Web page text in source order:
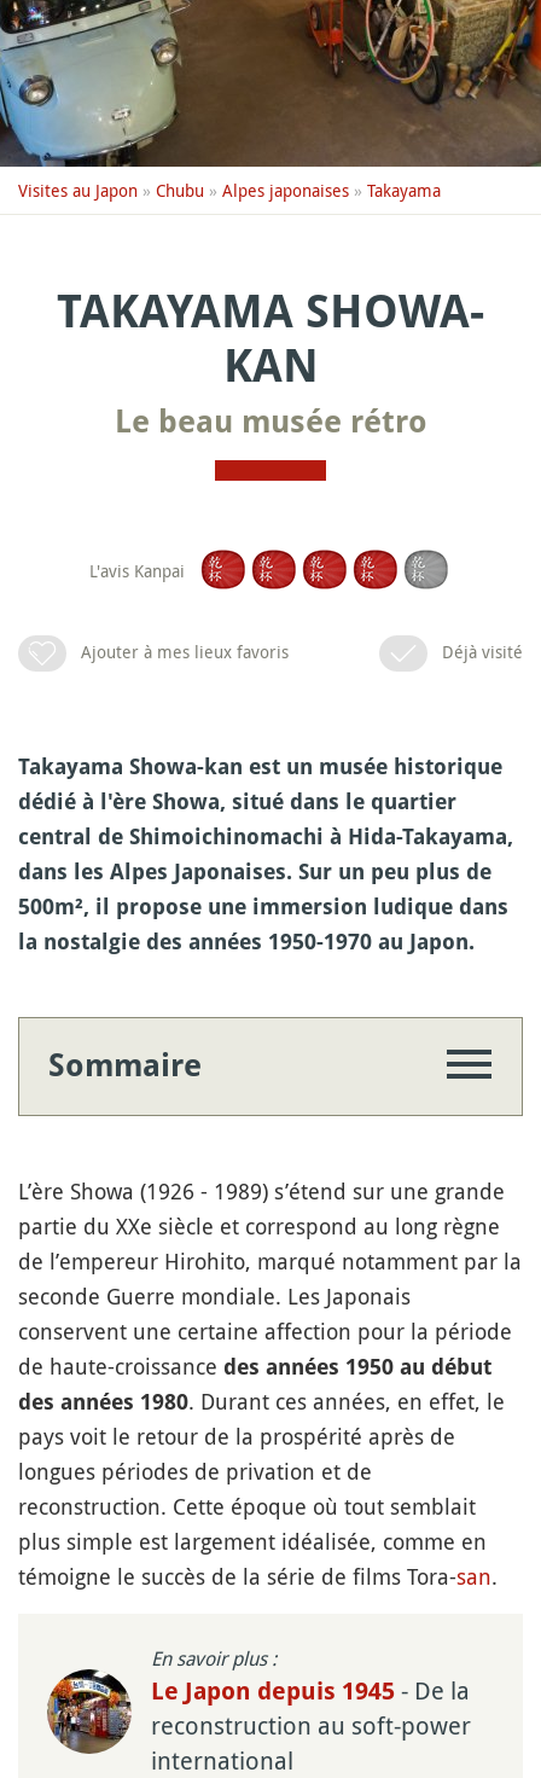
Visites au Japon » Chubu » Alpes japonaises » Takayama
TAKAYAMA SHOWA-
KAN
Le beau musée rétro
L'avis Kanpai
Ajouter à mes lieux favoris Déjà visité
Takayama Showa-kan est un musée historique
dédié à l'ère Showa, situé dans le quartier
central de Shimoichinomachi à Hida-Takayama,
dans les Alpes Japonaises. Sur un peu plus de
500m², il propose une immersion ludique dans
la nostalgie des années 1950-1970 au Japon.
Sommaire
L’ère Showa (1926 - 1989) s’étend sur une grande
partie du XXe siècle et correspond au long règne
de l’empereur Hirohito, marqué notamment par la
seconde Guerre mondiale. Les Japonais
conservent une certaine affection pour la période
de haute-croissance des années 1950 au début
des années 1980. Durant ces années, en effet, le
pays voit le retour de la prospérité après de
longues périodes de privation et de
reconstruction. Cette époque où tout semblait
plus simple est largement idéalisée, comme en
témoigne le succès de la série de films Tora-san.
En savoir plus :
Le Japon depuis 1945 - De la
reconstruction au soft-power
international